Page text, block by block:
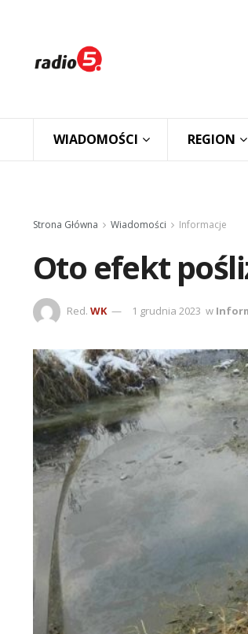
WIADOMOŚCI REGION
Strona Główna Wiadomości Informacje
Oto efekt
Red. WK 1 grudnia 2023 w